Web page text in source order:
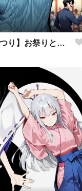
【#AI春のGWまつり】お祭りと言えば